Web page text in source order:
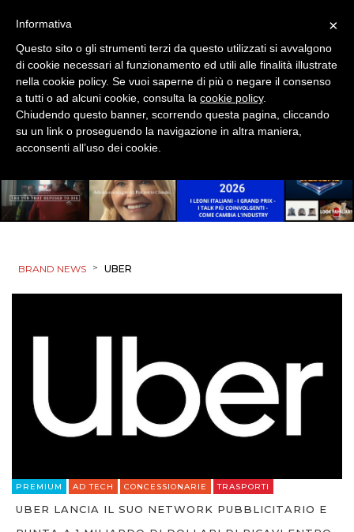
BRAND NEWS > UBER
PREMIUM AD TECH CONCESSIONARIE TRASPORTI
UBER LANCIA IL SUO NETWORK PUBBLICITARIO E
×
Informativa
Questo sito o gli strumenti terzi da questo utilizzati si avvalgono
di cookie necessari al funzionamento ed utili alle finalità illustrate
nella cookie policy. Se vuoi saperne di più o negare il consenso
a tutti o ad alcuni cookie, consulta la cookie policy.
Chiudendo questo banner, scorrendo questa pagina, cliccando
su un link o proseguendo la navigazione in altra maniera,
acconsenti all’uso dei cookie.